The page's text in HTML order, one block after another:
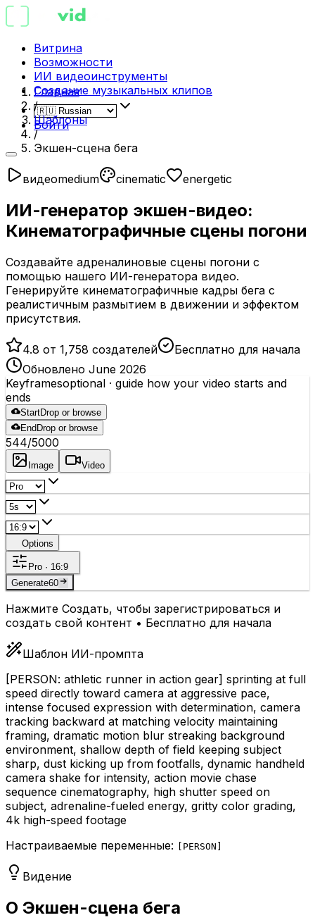
Витрина
Возможности
ИИ видеоинструменты
Создание музыкальных клипов
Войти
Главная
/
Шаблоны
/
Экшен-сцена бега
видеоmedium cinematic energetic
ИИ-генератор экшен-видео:
Кинематографичные сцены погони
Создавайте адреналиновые сцены погони с
помощью нашего ИИ-генератора видео.
Генерируйте кинематографичные кадры бега с
реалистичным размытием в движении и эффектом
присутствия.
4.8 от 1,758 создателей
Бесплатно для начала
Обновлено June 2026
Keyframesoptional · guide how your video starts and
ends
StartDrop or browse
End Drop or browse
544/5000
Image Video
Options
Pro · 16:9
Generate60
Нажмите Создать, чтобы зарегистрироваться и
создать свой контент • Бесплатно для начала
Шаблон ИИ-промпта
[PERSON: athletic runner in action gear] sprinting at full
speed directly toward camera at aggressive pace,
intense focused expression with determination, camera
tracking backward at matching velocity maintaining
framing, dramatic motion blur streaking background
environment, shallow depth of field keeping subject
sharp, dust kicking up from footfalls, dynamic handheld
camera shake for intensity, action movie chase
sequence cinematography, high shutter speed on
subject, adrenaline-fueled energy, gritty color grading,
4k high-speed footage
Настраиваемые переменные:
PERSON
Видение
О Экшен-сцена бега